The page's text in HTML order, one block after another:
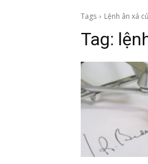
Tags Lệnh ân xá
Tag: